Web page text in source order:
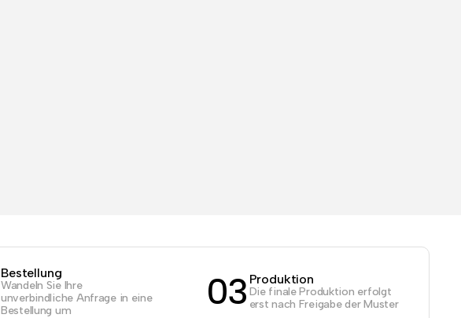
Bestellung
Wandeln Sie Ihre
unverbindliche Anfrage in eine
Bestellung um
03 Produktion
Die finale Produktion erfolgt
erst nach Freigabe der Muster